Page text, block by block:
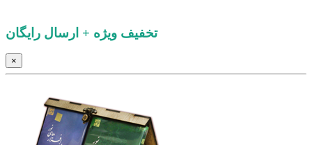
تخفیف ویژه + ارسال رایگان
×